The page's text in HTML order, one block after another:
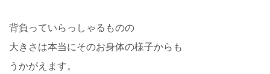
背負っていらっしゃるものの
大きさは本当にそのお身体の様子からも
うかがえます。